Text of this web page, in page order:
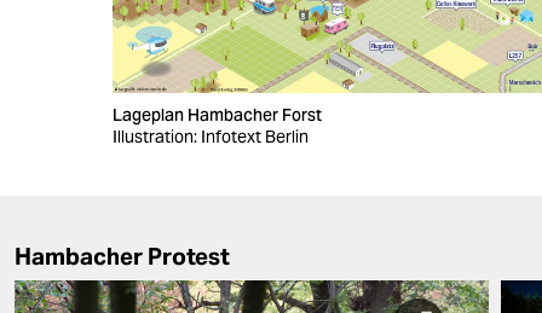
Lageplan Hambacher Forst
Illustration: Infotext Berlin
Hambacher Protest